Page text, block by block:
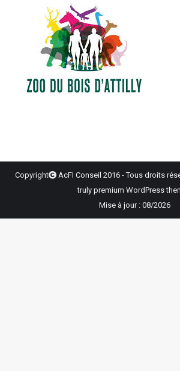
Copyright
AcFI Conseil 2016 - Tous droits
truly premium WordPress
Mise à jour : 08/2026